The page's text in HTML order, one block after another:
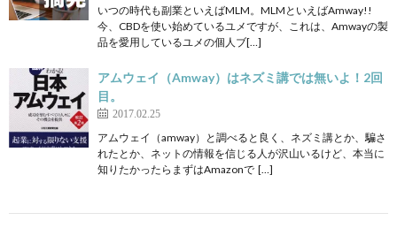
いつの時代も副業といえばMLM。MLMといえばAmway!!
今、CBDを使い始めているユメですが、これは、Amwayの製
品を愛用しているユメの個人ブ[…]
アムウェイ（Amway）はネズミ講では無いよ！2回
目。
2017.02.25
アムウェイ（amway）と調べると良く、ネズミ講とか、騙さ
れたとか、ネットの情報を信じる人が沢山いるけど、本当に
知りたかったらまずはAmazonで […]